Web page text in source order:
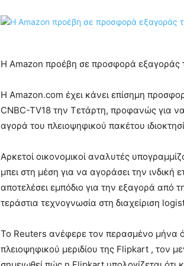
Η Amazon προέβη σε προσφορά εξαγοράς
Η Amazon.com έχει κάνει επίσημη
CNBC-TV18 την Τετάρτη, προφανώς για
αγορά του πλειοψηφικού πακέτου
Αρκετοί οικονομικοί αναλυτές
μπει στη μέση για να αγοράσει την ινδική
αποτελέσει εμπόδιο για την εξαγορά από
τεράστια τεχνογνωσία στη διαχείριση
Το Reuters ανέφερε τον περασμένο μήνα
πλειοψηφικού μεριδίου της Flipkart , τον